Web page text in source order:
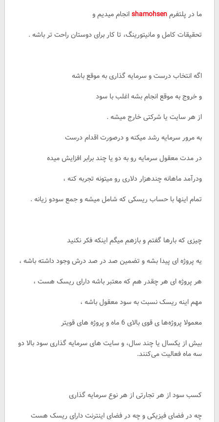
ما در پلتفرمshamohsenانجام میدیم و
تحقیقات کامل و مانیتورینگ، تا کار برای دوستان راحت تر باشه .
اگه انتخاب درست و سرمایه گذاری به موقع باشه
و خروج به موقع انجام بشه اغلب با سود
از هر سایت یا شرکتی خارج میشه .
به مرور سرمایه رشد میکنه و درصورت اقدام درست
در مدت معقول سرمایه رو به دو یا چند برابر افزایش میده
ودرآمد ماهانه چندهزار دلاری رو میتونه تجربه کنه ،
تمام اینها با حساب ریسکی که شامل میشه و جمع سودو زیانه .
چیزی که بارها گفتم و بازهم میگم اینکه فکر نکنید
یه پروژه ای پیدا بشه و تضمین صد در صد درش وجود داشته باشه ،
هر پروژه ای هر چقدر هم که معتبر باشه دارای ریسک هست ،
مهم اینه ریسک نسبت به سود معقول باشه ،
معمولا پروژه‌ها ی قوی بالای 6 ماه و پروژه های قویتر
بیش از یکسال یا چند سال، و سایت های سرمایه گذاری سود بالا دو
سه ماه فعالیت می‌کنند.
کسب سود از هر تجارتی از هر نوع سرمایه گذاری
چه در فضای فیزیکی و چه در فضای اینترنت دارای ریسک هست